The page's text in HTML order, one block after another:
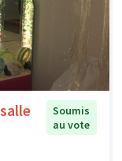
Soumis
au vote